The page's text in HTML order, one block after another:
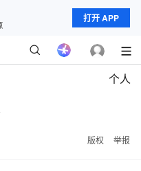
打开 APP
个人
版权 举报